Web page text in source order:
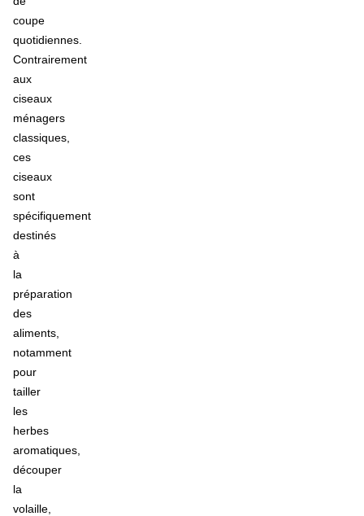
coupe
quotidiennes.
Contrairement
aux
ciseaux
ménagers
classiques,
ces
ciseaux
sont
spécifiquement
destinés
à
la
préparation
des
aliments,
notamment
pour
tailler
les
herbes
aromatiques,
découper
la
volaille,